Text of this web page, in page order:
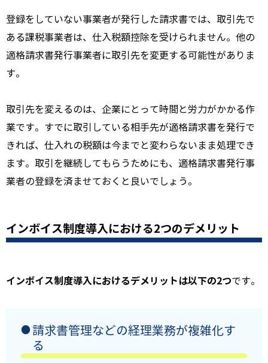
登録をしていない事業者が発行した請求書では、取引先で
ある課税事業者は、仕入税額控除を受けられません。他の
適格請求書発行事業者に取引先を変更する可能性がありま
す。
取引先を変えるのは、企業にとって時間と労力がかかる作
業です。すでに取引している相手先が適格請求書を発行で
きれば、仕入れの税額は今までと変わらないまま処理でき
ます。取引を継続してもらうためにも、適格請求書発行事
業者の登録を済ませておくと良いでしょう。
インボイス制度導入における2つのデメリット
インボイス制度導入におけるデメリットは以下の2つです。
請求書管理などの経理業務が複雑化す
る